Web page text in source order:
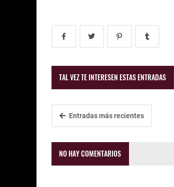
TAL VEZ TE INTERESEN ESTAS ENTRADAS
Entradas más recientes
NO HAY COMENTARIOS